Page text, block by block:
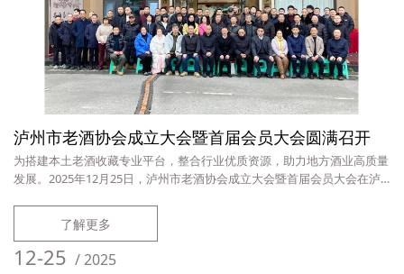
泸州市老酒协会成立大会暨首届会员大会圆满召开
为搭建本土老酒收藏专业平台，整合行业优质资源，助力地方酒业高质量
发展。2025年12月25日，泸州市老酒协会成立大会暨首届会员大会在泸
林，泸州市商务和会展副局长田伟，泸州市市场监督管理局综合行政执法
支队支队长明定模，泸州市民政局干部周川林，泸州市酒类行业协会副会
长兼秘书长曹家春、中国白酒著名专家吴晓萍、崔利，四川郎酒股份有限
公司酒体科
了解更多
12-25 /2025